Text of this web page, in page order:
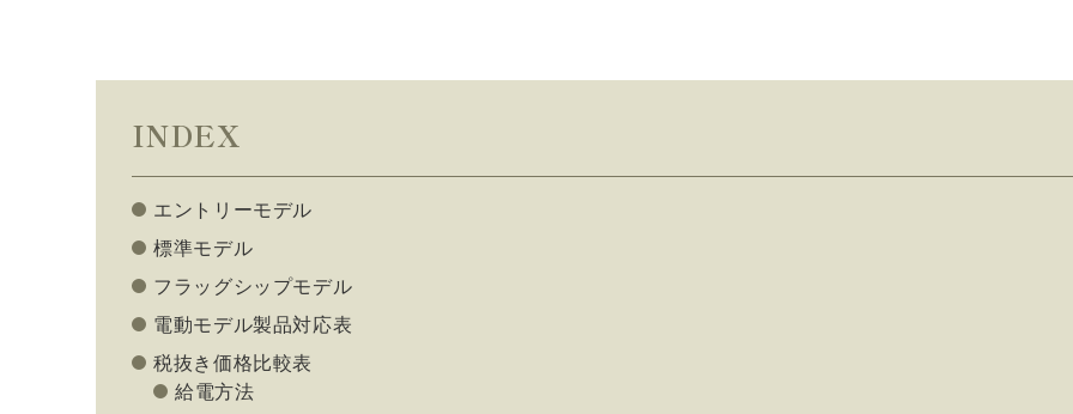
INDEX
エントリーモデル
標準モデル
フラッグシップモデル
電動モデル製品対応表
税抜き価格比較表
給電方法